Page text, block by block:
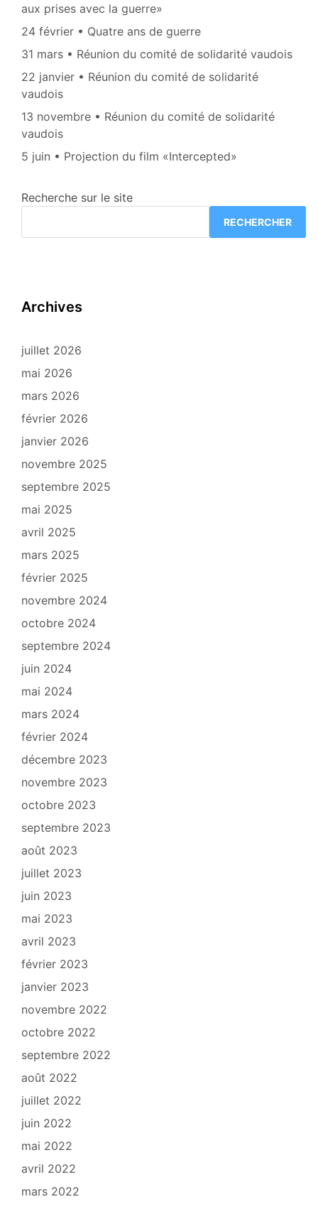
aux prises avec la guerre»
24 février • Quatre ans de guerre
31 mars • Réunion du comité de solidarité vaudois
22 janvier • Réunion du comité de solidarité
vaudois
13 novembre • Réunion du comité de solidarité
vaudois
5 juin • Projection du film «Intercepted»
Recherche sur le site
RECHERCHER
Archives
juillet 2026
mai 2026
mars 2026
février 2026
janvier 2026
novembre 2025
septembre 2025
mai 2025
avril 2025
mars 2025
février 2025
novembre 2024
octobre 2024
septembre 2024
juin 2024
mai 2024
mars 2024
février 2024
décembre 2023
novembre 2023
octobre 2023
septembre 2023
août 2023
juillet 2023
juin 2023
mai 2023
avril 2023
février 2023
janvier 2023
novembre 2022
octobre 2022
septembre 2022
août 2022
juillet 2022
juin 2022
mai 2022
avril 2022
mars 2022